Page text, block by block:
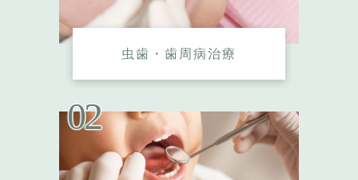
虫歯・歯周病治療